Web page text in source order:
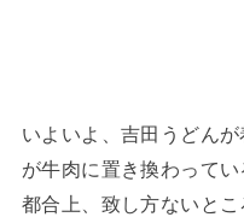
いよいよ、吉田うどん
が牛肉に置き換わって
都合上、致し方ないとこ